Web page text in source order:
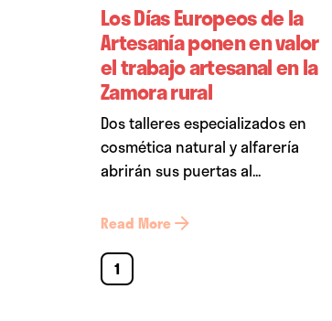
Los Días Europeos de la
Artesanía ponen en valor
el trabajo artesanal en la
Zamora rural
Dos talleres especializados en
cosmética natural y alfarería
abrirán sus puertas al...
Read More
1